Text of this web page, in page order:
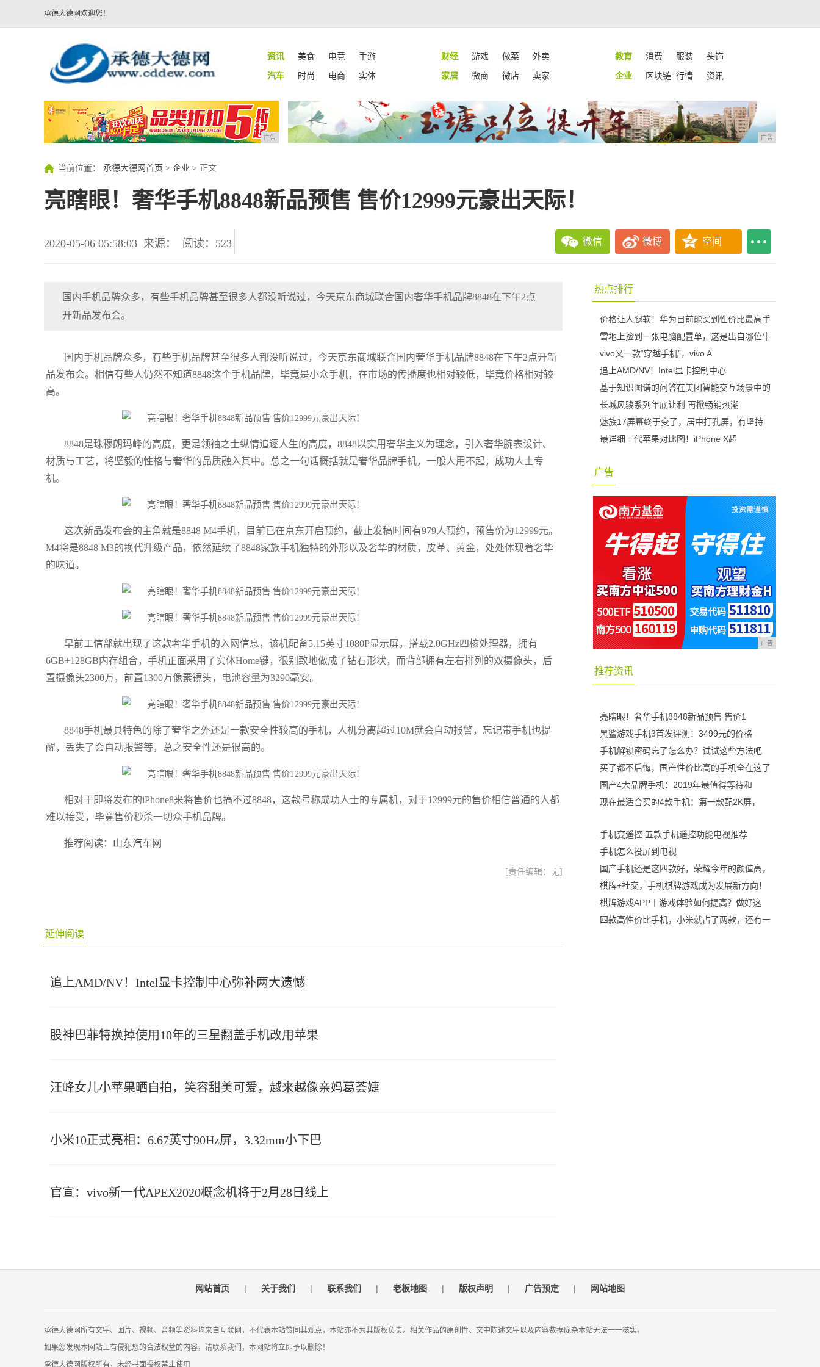
承德大德网欢迎您！
资讯 美食 电竞 手游 财经 游戏 做菜 外卖 教育 消费 服装
头饰
汽车
时尚 电商 实体 家居 微商 微店 卖家 企业 区块链 行情 资讯
广告 广告
当前位置： 承德大德网首页 > 企业 > 正文
亮瞎眼！奢华手机8848新品预售 售价12999元豪出天际！
2020-05-06 05:58:03 来源： 阅读：523 微信 微博 空间
国内手机品牌众多，有些手机品牌甚至很多人都没听说过，今天京东商城联合国内奢华手机品牌8848在下午2点
开新品发布会。
国内手机品牌众多，有些手机品牌甚至很多人都没听说过，今天京东商城联合国内奢华手机品牌8848在下午2点开新
品发布会。相信有些人仍然不知道8848这个手机品牌，毕竟是小众手机，在市场的传播度也相对较低，毕竟价格相对较
高。
8848是珠穆朗玛峰的高度，更是领袖之士纵情追逐人生的高度，8848以实用奢华主义为理念，引入奢华腕表设计、
材质与工艺，将坚毅的性格与奢华的品质融入其中。总之一句话概括就是奢华品牌手机，一般人用不起，成功人士专
机。
这次新品发布会的主角就是8848 M4手机，目前已在京东开启预约，截止发稿时间有979人预约，预售价为12999元。
M4将是8848 M3的换代升级产品，依然延续了8848家族手机独特的外形以及奢华的材质，皮革、黄金，处处体现着奢华
的味道。
早前工信部就出现了这款奢华手机的入网信息，该机配备5.15英寸1080P显示屏，搭载2.0GHz四核处理器，拥有
6GB+128GB内存组合，手机正面采用了实体Home键，很别致地做成了钻石形状，而背部拥有左右排列的双摄像头，后
置摄像头2300万，前置1300万像素镜头，电池容量为3290毫安。
8848手机最具特色的除了奢华之外还是一款安全性较高的手机，人机分离超过10M就会自动报警，忘记带手机也提
醒，丢失了会自动报警等，总之安全性还是很高的。
相对于即将发布的iPhone8来将售价也搞不过8848，这款号称成功人士的专属机，对于12999元的售价相信普通的人都
难以接受，毕竟售价秒杀一切众手机品牌。
推荐阅读： 山东汽车网
[责任编辑：无]
延伸阅读
追上AMD/NV！Intel显卡控制中心弥补两大遗憾
股神巴菲特换掉使用10年的三星翻盖手机改用苹果
汪峰女儿小苹果晒自拍，笑容甜美可爱，越来越像亲妈葛荟婕
小米10正式亮相：6.67英寸90Hz屏，3.32mm小下巴
官宣：vivo新一代APEX2020概念机将于2月28日线上
热点排行
价格让人腿软！华为目前能买到性价比最高手
雪地上捡到一张电脑配置单，这是出自哪位牛
vivo又一款“穿越手机”，vivo A
追上AMD/NV！Intel显卡控制中心
基于知识图谱的问答在美团智能交互场景中的
长城风骏系列年底让利 再掀畅销热潮
魅族17屏幕终于变了，居中打孔屏，有坚持
最详细三代苹果对比图！iPhone X超
广告
广告
推荐资讯
亮瞎眼！奢华手机8848新品预售 售价1
黑鲨游戏手机3首发评测：3499元的价格
手机解锁密码忘了怎么办？试试这些方法吧
买了都不后悔，国产性价比高的手机全在这了
国产4大品牌手机：2019年最值得等待和
现在最适合买的4款手机：第一款配2K屏，
手机变遥控 五款手机遥控功能电视推荐
手机怎么投屏到电视
国产手机还是这四款好，荣耀今年的颜值高，
棋牌+社交，手机棋牌游戏成为发展新方向！
棋牌游戏APP丨游戏体验如何提高？做好这
四款高性价比手机，小米就占了两款，还有一
网站首页 | 关于我们 | 联系我们 | 老板地图 | 版权声明 | 广告预定 | 网站地图
承德大德网所有文字、图片、视频、音频等资料均来自互联网，不代表本站赞同其观点，本站亦不为其版权负责。相关作品的原创性、文中陈述文字以及内容数据庞杂本站无法一一核实，
如果您发现本网站上有侵犯您的合法权益的内容，请联系我们，本网站将立即予以删除！
承德大德网版权所有，未经书面授权禁止使用